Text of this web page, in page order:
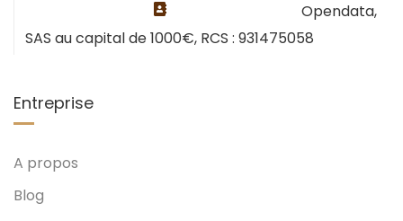
Opendata,
SAS au capital de 1000€, RCS : 931475058
Entreprise
A propos
Blog